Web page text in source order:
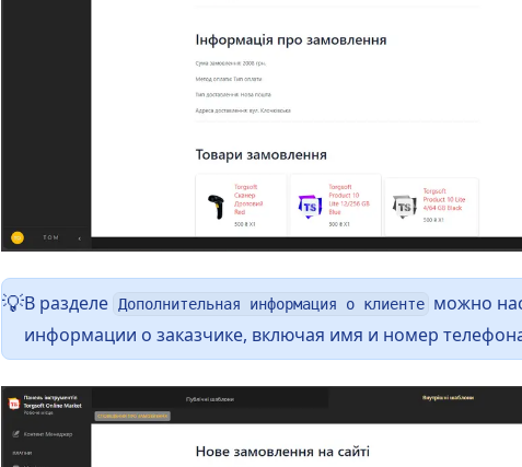
💡В разделе Дополнительная информация о клиенте можно
информации о заказчике, включая имя и номер